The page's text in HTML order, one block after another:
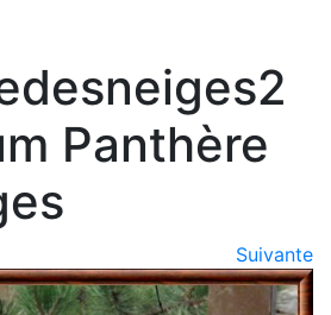
Panthère
Suivante